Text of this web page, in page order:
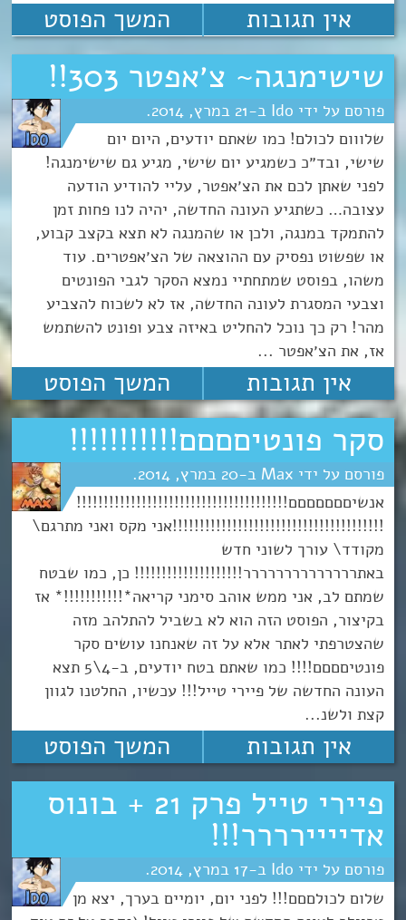
אין תגובות המשך הפוסט
שישימנגה~ צ׳אפטר 303!!
Ido
21 מרץ 2014
שלווום לכולם! כמו שאתם יודעים, היום יום
שישי, ובד״כ כשמגיע יום שישי, מגיע גם שישימנגה!
לפני שאתן לכם את הצ׳אפטר, עליי להודיע הודעה
עצובה… כשתגיע העונה החדשה, יהיה לנו פחות זמן
להתמקד במנגה, ולכן או שהמנגה לא תצא בקצב קבוע,
או שפשוט נפסיק עם ההוצאה של הצ׳אפטרים. עוד
משהו, בפוסט שמתחתיי נמצא הסקר לגבי הפונטים
וצבעי המסגרת לעונה החדשה, אז לא לשכוח להצביע
מהר! רק כך נוכל להחליט באיזה צבע ופונט להשתמש
אז, את הצ׳אפטר ...
אין תגובות המשך הפוסט
סקר פונטיםםםם!!!!!!!!!!!
Max
20 מרץ 2014
אנשיםםםםםםם!!!!!!!!!!!!!!!!!!!!!!!!!!!!!!!!!!!!!!!
!!!!!!!!!!!!!!!!!!!!!!!!!!!!!!!!!!!!!!!אני מקס ואני מתרגם\
מקודד\ עורך לשוני חדש
באתרררררררררררררר!!!!!!!!!!!!!!!!!!!! כן, כמו שבטח
שמתם לב, אני ממש אוהב סימני קריאה*!!!!!!!!!!!* אז
בקיצור, הפוסט הזה הוא לא בשביל להתלהב מזה
שהצטרפתי לאתר אלא על זה שאנחנו עושים סקר
פונטיםםםם!!!! כמו שאתם בטח יודעים, ב-4\5 תצא
העונה החדשה של פיירי טייל!!! עכשיו, החלטנו לגוון
קצת ולשנ...
אין תגובות המשך הפוסט
פיירי טייל פרק 21 + בונוס
אדיייירררר!!!
Ido
17 מרץ 2014
שלום לכולםםם!!! לפני יום, יומיים בערך, יצא מן